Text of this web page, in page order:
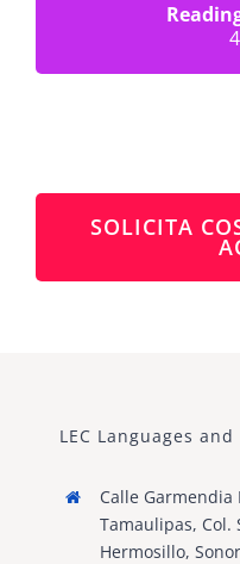
SOLICITA
LEC Languages
Calle Garmendia
Tamaulipas, Col.
Hermosillo,